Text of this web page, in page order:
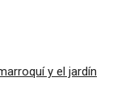
y el jardín